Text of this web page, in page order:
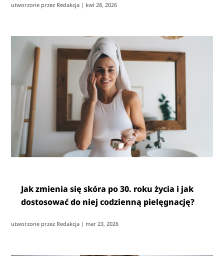
utworzone przez Redakcja | kwi 28, 2026
Jak zmienia się skóra po 30. roku życia i jak
dostosować do niej codzienną pielęgnację?
utworzone przez Redakcja | mar 23, 2026